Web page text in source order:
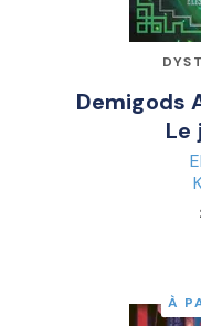
Demigods
Le
À